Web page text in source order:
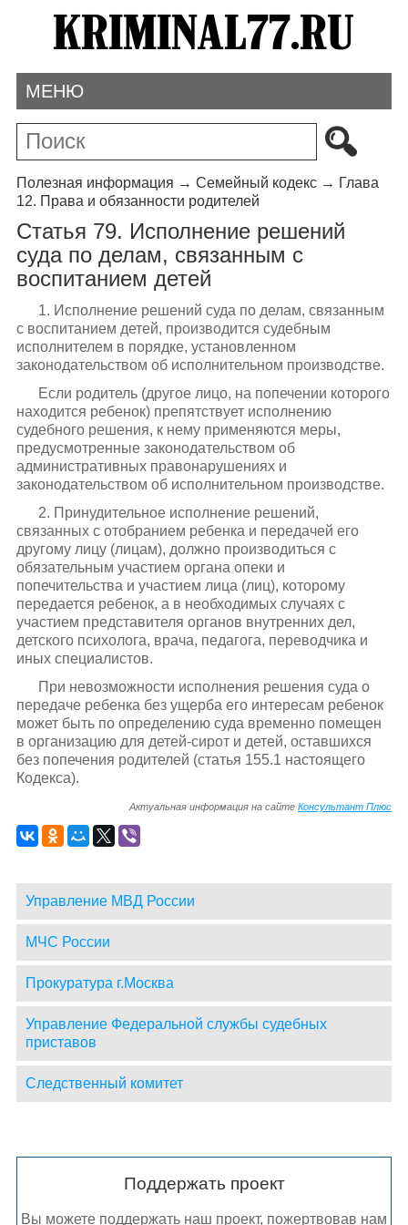
МЕНЮ
Полезная информация → Семейный кодекс→ Глава
12. Права и обязанности родителей
Статья 79. Исполнение решений
суда по делам, связанным с
воспитанием детей
1. Исполнение решений суда по делам, связанным
с воспитанием детей, производится судебным
исполнителем в порядке, установленном
законодательством об исполнительном производстве.
Если родитель (другое лицо, на попечении которого
находится ребенок) препятствует исполнению
судебного решения, к нему применяются меры,
предусмотренные законодательством об
административных правонарушениях и
законодательством об исполнительном производстве.
2. Принудительное исполнение решений,
связанных с отобранием ребенка и передачей его
другому лицу (лицам), должно производиться с
обязательным участием органа опеки и
попечительства и участием лица (лиц), которому
передается ребенок, а в необходимых случаях с
участием представителя органов внутренних дел,
детского психолога, врача, педагога, переводчика и
иных специалистов.
При невозможности исполнения решения суда о
передаче ребенка без ущерба его интересам ребенок
может быть по определению суда временно помещен
в организацию для детей-сирот и детей, оставшихся
без попечения родителей (статья 155.1 настоящего
Кодекса).
Актуальная информация на сайтеКонсультант Плюс
Управление МВД России
МЧС России
Прокуратура г.Москва
Управление Федеральной службы судебных
приставов
Следственный комитет
Поддержать проект
Вы можете поддержать наш проект, пожертвовав нам